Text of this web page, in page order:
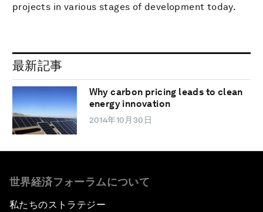
projects in various stages of development today.
最新記事
Why carbon pricing leads to clean
energy innovation
2014年10月30日
世界経済フォーラムについて
私たちのストラテジー